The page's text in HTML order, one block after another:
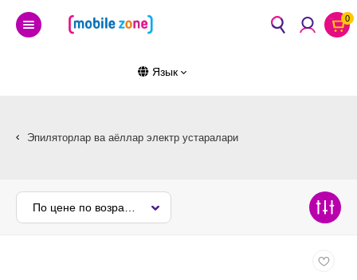
0
Язык
Эпиляторлар ва аёллар электр устаралари